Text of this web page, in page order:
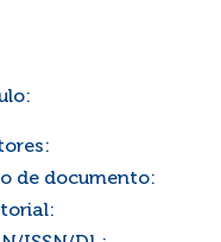
de documento: